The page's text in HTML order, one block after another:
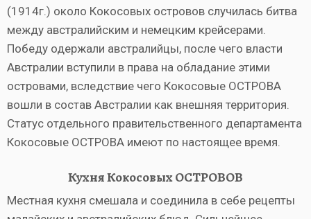
(1914г.) около Кокосовых островов случилась битва
между австралийским и немецким крейсерами.
Победу одержали австралийцы, после чего власти
Австралии вступили в права на обладание этими
островами, вследствие чего Кокосовые ОСТРОВА
вошли в состав Австралии как внешняя территория.
Статус отдельного правительственного департамента
Кокосовые ОСТРОВА имеют по настоящее время.
Кухня Кокосовых ОСТРОВОВ
Местная кухня смешала и соединила в себе рецепты